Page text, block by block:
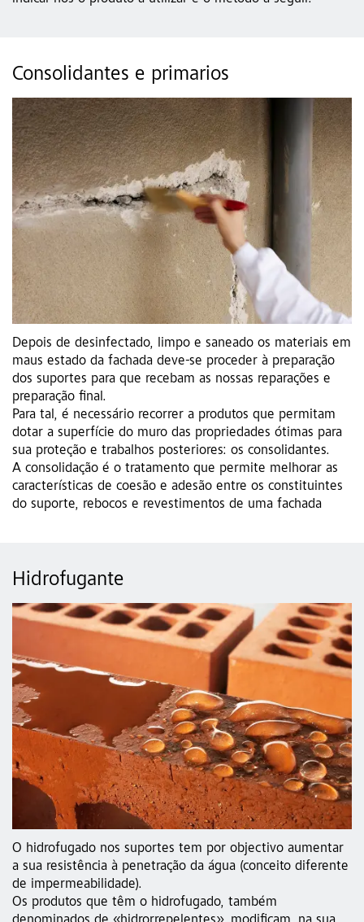
Consolidantes e primarios
Depois de desinfectado, limpo e saneado os materiais em
maus estado da fachada deve-se proceder à preparação
dos suportes para que recebam as nossas reparações e
preparação final.
Para tal, é necessário recorrer a produtos que permitam
dotar a superfície do muro das propriedades ótimas para
sua proteção e trabalhos posteriores: os consolidantes.
A consolidação é o tratamento que permite melhorar as
características de coesão e adesão entre os constituintes
do suporte, rebocos e revestimentos de uma fachada
Hidrofugante
O hidrofugado nos suportes tem por objectivo aumentar
a sua resistência à penetração da água (conceito diferente
de impermeabilidade).
Os produtos que têm o hidrofugado, também